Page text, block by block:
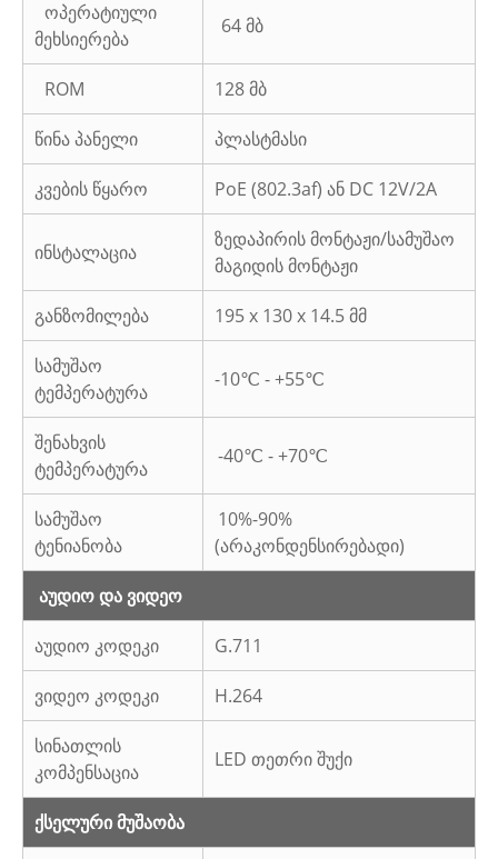
ოპერატიული
მეხსიერება
64 მბ
ROM 128 მბ
წინა პანელი პლასტმასი
კვების წყარო PoE (802.3af) ან DC 12V/2A
ინსტალაცია
ზედაპირის მონტაჟი/სამუშაო
მაგიდის მონტაჟი
განზომილება 195 x 130 x 14.5 მმ
სამუშაო
ტემპერატურა
-10℃ - +55℃
შენახვის
ტემპერატურა
-40℃ - +70℃
სამუშაო
ტენიანობა
10%-90%
(არაკონდენსირებადი)
აუდიო და ვიდეო
აუდიო კოდეკი G.711
ვიდეო კოდეკი H.264
სინათლის
კომპენსაცია
LED თეთრი შუქი
ქსელური მუშაობა